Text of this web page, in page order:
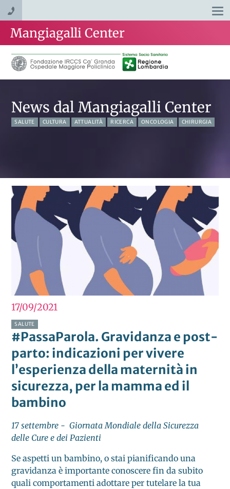
Mangiagalli Center
News dal Mangiagalli Center
SALUTE CULTURA ATTUALITÀ RICERCA ONCOLOGIA CHIRURGIA
17/092021
SALUTE
#PassaParola. Gravidanza e post-
parto: indicazioni per vivere
l’esperienza della maternità in
sicurezza, per la mamma ed il
bambino
17 settembre - Giornata Mondiale della Sicurezza
delle Cure e dei Pazienti
Se aspetti un bambino, o stai pianificando una
gravidanza è importante conoscere fin da subito
quali comportamenti adottare per tutelare la tua